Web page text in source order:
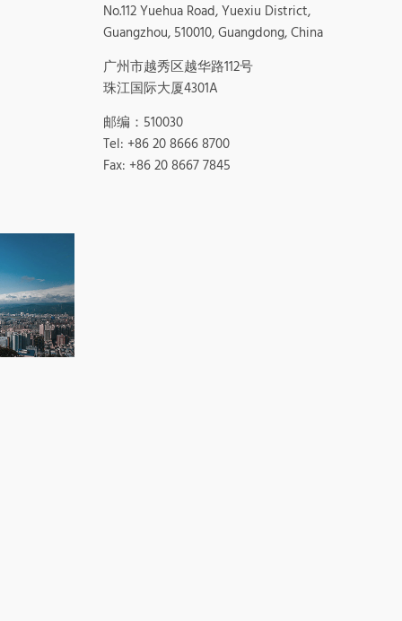
No.112 Yuehua Road, Yuexiu District,
Guangzhou, 510010, Guangdong, China
广州市越秀区越华路112号
珠江国际大厦4301A
邮编：510030
Tel: +86 20 8666 8700
Fax: +86 20 8667 7845